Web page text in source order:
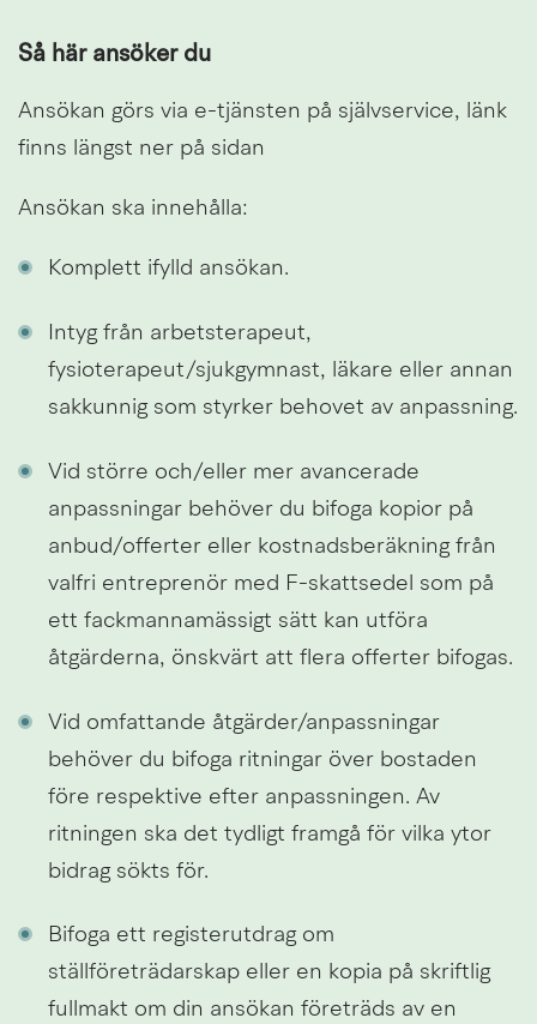
Så här ansöker du
Ansökan görs via e-tjänsten på självservice, länk
finns längst ner på sidan
Ansökan ska innehålla:
Komplett ifylld ansökan.
Intyg från arbetsterapeut,
fysioterapeut/sjukgymnast, läkare eller annan
sakkunnig som styrker behovet av anpassning.
Vid större och/eller mer avancerade
anpassningar behöver du bifoga kopior på
anbud/offerter eller kostnadsberäkning från
valfri entreprenör med F-skattsedel som på
ett fackmannamässigt sätt kan utföra
åtgärderna, önskvärt att flera offerter bifogas.
Vid omfattande åtgärder/anpassningar
behöver du bifoga ritningar över bostaden
före respektive efter anpassningen. Av
ritningen ska det tydligt framgå för vilka ytor
bidrag sökts för.
Bifoga ett registerutdrag om
ställföreträdarskap eller en kopia på skriftlig
fullmakt om din ansökan företräds av en